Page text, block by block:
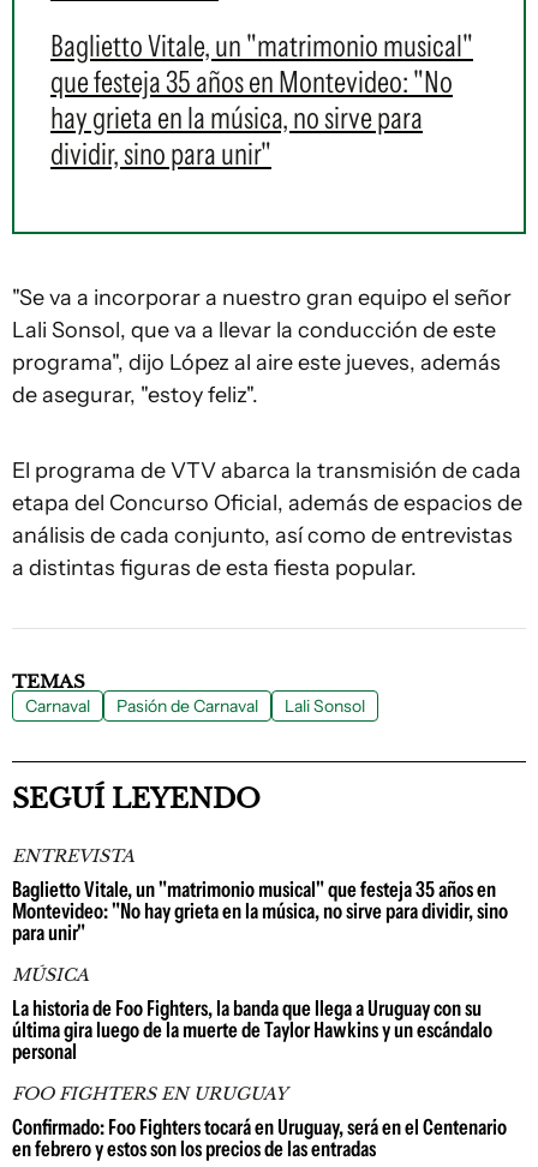
Baglietto Vitale, un "matrimonio musical"
que festeja 35 años en Montevideo: "No
hay grieta en la música, no sirve para
dividir, sino para unir"
"Se va a incorporar a nuestro gran equipo el señor
Lali Sonsol, que va a llevar la conducción de este
programa", dijo López al aire este jueves, además
de asegurar, "estoy feliz".
El programa de VTV abarca la transmisión de cada
etapa del Concurso Oficial, además de espacios de
análisis de cada conjunto, así como de entrevistas
a distintas figuras de esta fiesta popular.
TEMAS
Carnaval Pasión de Carnaval Lali Sonsol
SEGUÍ LEYENDO
ENTREVISTA
Baglietto Vitale, un "matrimonio musical" que festeja 35 años en
Montevideo: "No hay grieta en la música, no sirve para dividir, sino
para unir"
MÚSICA
La historia de Foo Fighters, la banda que llega a Uruguay con su
última gira luego de la muerte de Taylor Hawkins y un escándalo
personal
FOO FIGHTERS EN URUGUAY
Confirmado: Foo Fighters tocará en Uruguay, será en el Centenario
en febrero y estos son los precios de las entradas